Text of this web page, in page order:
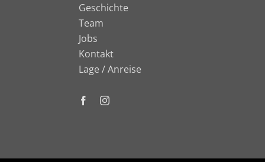
Geschichte
Team
Jobs
Kontakt
Lage / Anreise